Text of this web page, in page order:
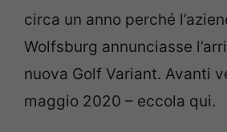
circa un anno perché
Wolfsburg annunciasse
nuova Golf Variant. Avanti
maggio 2020 – eccola qui.